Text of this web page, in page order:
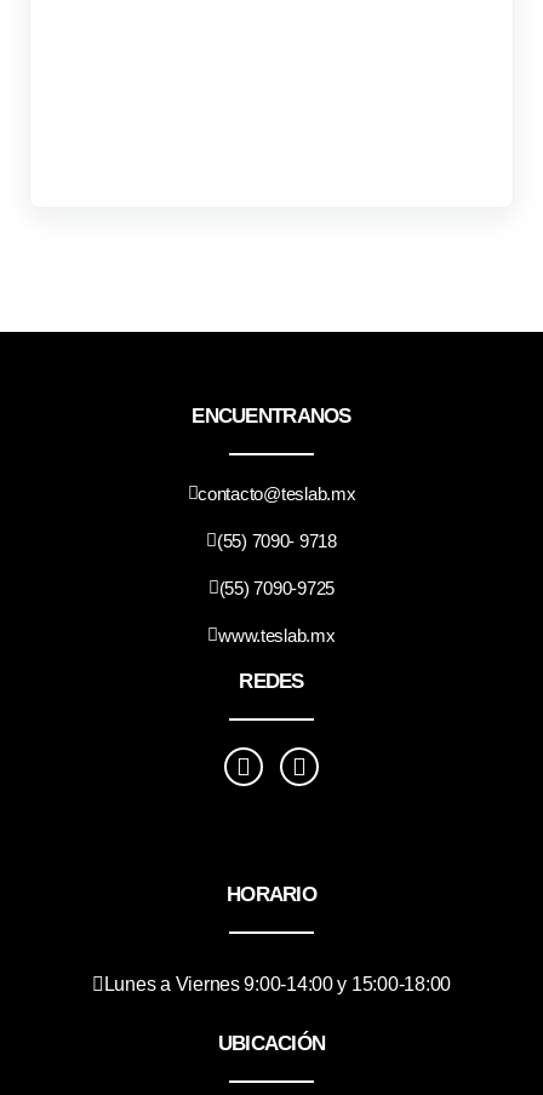
ENCUENTRANOS
contacto@teslab.mx
(55) 7090- 9718
(55) 7090-9725
www.teslab.mx
REDES
HORARIO
Lunes a Viernes 9:00-14:00 y 15:00-18:00
UBICACIÓN